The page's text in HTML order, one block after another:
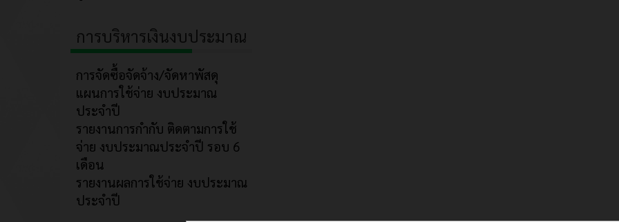
การบริหารเงินงบประมาณ
การจัดซื้อจัดจ้าง/จัดหาพัสดุ
แผนการใช้จ่าย งบประมาณ
ประจำปี
รายงานการกำกับ ติดตามการใช้
จ่าย งบประมาณประจำปี รอบ 6
เดือน
รายงานผลการใช้จ่าย งบประมาณ
ประจำปี